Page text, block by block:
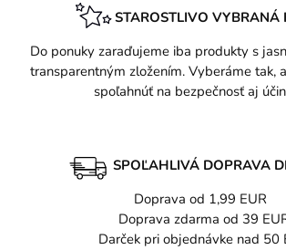
STAROSTLIVO VYBRANÁ
Do ponuky zaraďujeme iba produkty s
transparentným zložením. Vyberáme tak,
spoľahnúť na bezpečnosť aj
SPOĽAHLIVÁ DOPRAVA
Doprava od 1,99 EUR
Doprava zdarma od 39
Darček pri objednávke nad 50